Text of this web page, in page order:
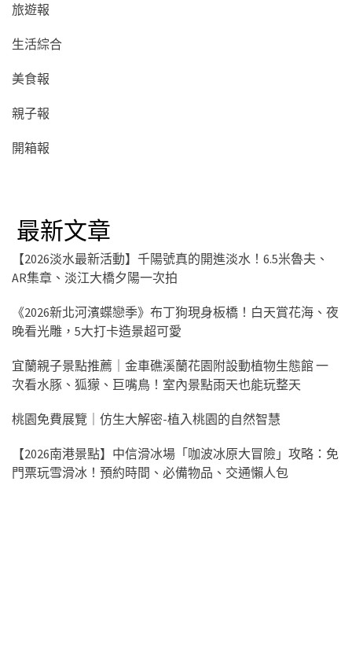
旅遊報
生活綜合
美食報
親子報
開箱報
最新文章
【2026淡水最新活動】千陽號真的開進淡水！6.5米魯夫、
AR集章、淡江大橋夕陽一次拍
《2026新北河濱蝶戀季》布丁狗現身板橋！白天賞花海、夜
晚看光雕，5大打卡造景超可愛
宜蘭親子景點推薦｜金車礁溪蘭花園附設動植物生態館 一
次看水豚、狐獴、巨嘴鳥！室內景點雨天也能玩整天
桃園免費展覽｜仿生大解密-植入桃園的自然智慧
【2026南港景點】中信滑冰場「咖波冰原大冒險」攻略：免
門票玩雪滑冰！預約時間、必備物品、交通懶人包